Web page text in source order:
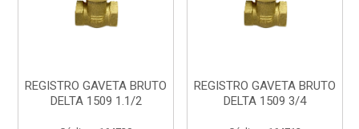
REGISTRO GAVETA BRUTO
DELTA 1509 1.1/2
REGISTRO GAVETA BRUTO
DELTA 1509 3/4